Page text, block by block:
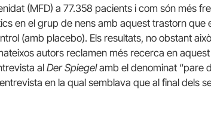
(MFD) a 77.358 pacients i com són més
en el grup de nens amb aquest trastorn que
(amb placebo). Els resultats, no obstant
autors reclamen més recerca en
alDer Spiegelamb el denominat “pare
en la qual semblava que al final dels